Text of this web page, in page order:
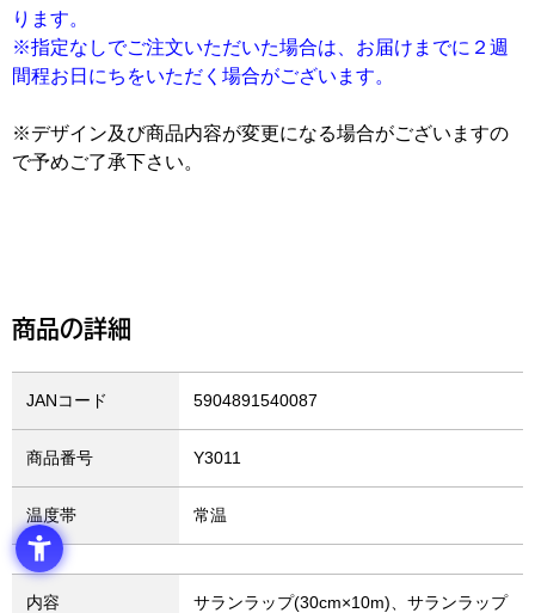
ります。
※指定なしでご注文いただいた場合は、お届けまでに２週
間程お日にちをいただく場合がございます。
※デザイン及び商品内容が変更になる場合がございますの
で予めご了承下さい。
商品の詳細
JANコード 5904891540087
商品番号 Y3011
温度帯 常温
内容
サランラップ(30cm×10m)、サランラップ